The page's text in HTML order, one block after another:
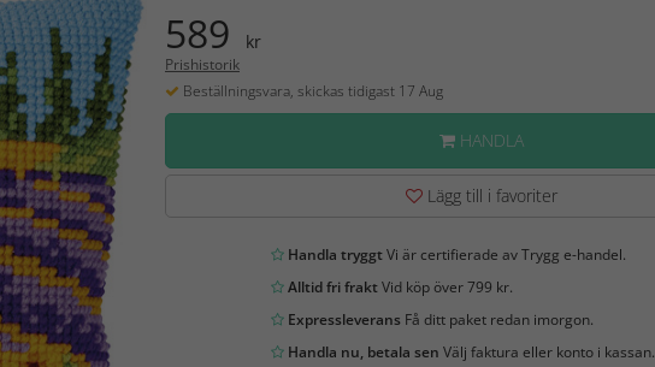
589 kr
Prishistorik
Beställningsvara, skickas tidigast 17 Aug
HANDLA
Lägg till i favoriter
Handla tryggtVi är certifierade av Trygg e-handel.
Alltid fri fraktVid köp över 799 kr.
ExpressleveransFå ditt paket redan imorgon.
Handla nu, betala sen Välj faktura eller konto i kassan.